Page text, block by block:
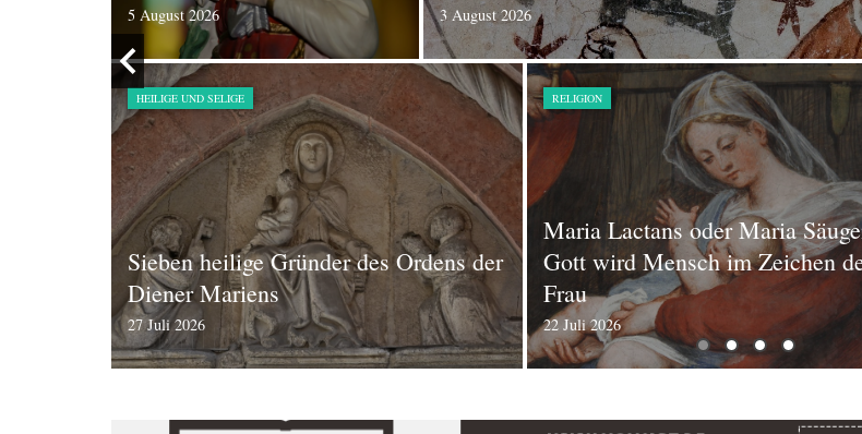
5 August 2026 3 August 2026
HEILIGE UND SELIGE
Sieben heilige Gründer des Ordens der
Diener Mariens
27 Juli 2026
RELIGION
Maria Lactans oder Maria
Gott wird Mensch im Zeichen
Frau
22 Juli 2026